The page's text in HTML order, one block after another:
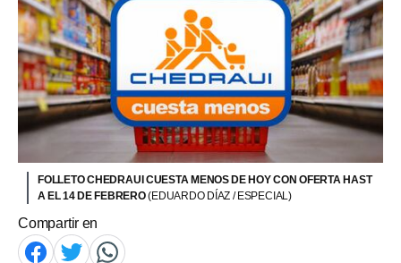
FOLLETO CHEDRAUI CUESTA MENOS DE HOY CON OFERTA HAST
A EL 14 DE FEBRERO(EDUARDO DÍAZ / ESPECIAL)
Compartir en